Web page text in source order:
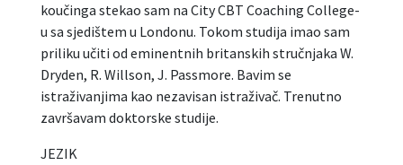
koučinga stekao sam na City CBT Coaching College-
u sa sjedištem u Londonu. Tokom studija imao sam
priliku učiti od eminentnih britanskih stručnjaka W.
Dryden, R. Willson, J. Passmore. Bavim se
istraživanjima kao nezavisan istraživač. Trenutno
završavam doktorske studije.
JEZIK